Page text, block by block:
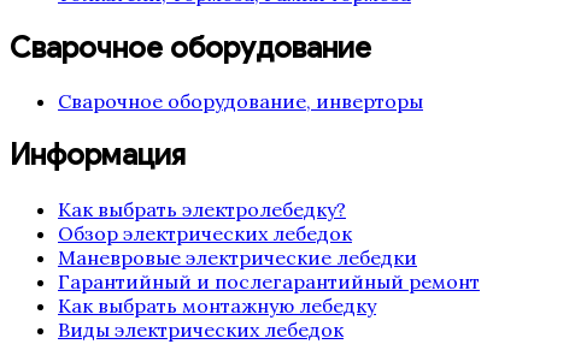
Сварочное оборудование
Сварочное оборудование, инверторы
Информация
Как выбрать электролебедку?
Обзор электрических лебедок
Маневровые электрические лебедки
Гарантийный и послегарантийный ремонт
Как выбрать монтажную лебедку
Виды электрических лебедок